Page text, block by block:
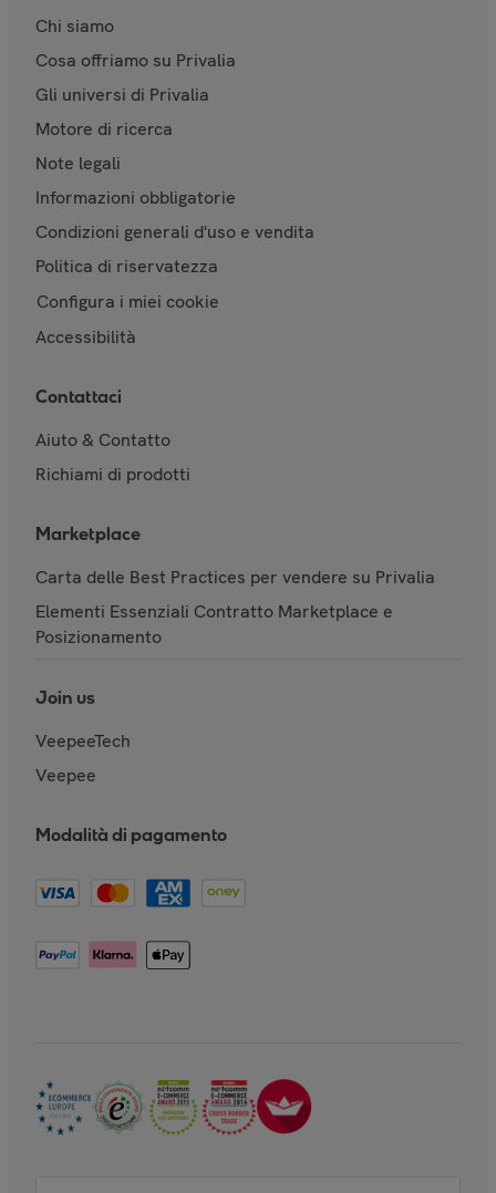
Chi siamo
Cosa offriamo su Privalia
Gli universi di Privalia
Motore di ricerca
Note legali
Informazioni obbligatorie
Condizioni generali d'uso e vendita
Politica di riservatezza
Configura i miei cookie
Accessibilità
Contattaci
Aiuto & Contatto
Richiami di prodotti
Marketplace
Carta delle Best Practices per vendere su Privalia
Elementi Essenziali Contratto Marketplace e
Posizionamento
Join us
VeepeeTech
Veepee
Modalità di pagamento